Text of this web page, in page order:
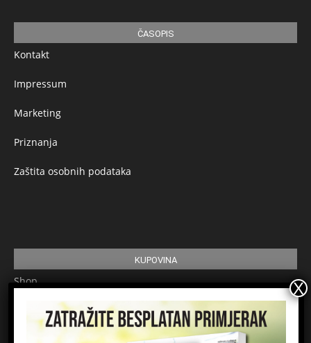
ČASOPIS
Kontakt
Impressum
Marketing
Priznanja
Zaštita osobnih podataka
KUPOVINA
Shop
Pretplata
Uvjeti korištenja